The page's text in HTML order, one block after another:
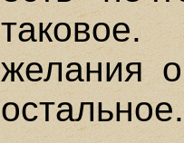
желания
остальное.